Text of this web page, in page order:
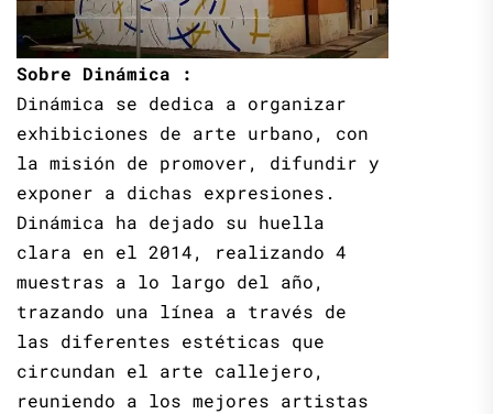
Sobre Dinámica :
Dinámica se dedica a organizar
exhibiciones de arte urbano, con
la misión de promover, difundir y
exponer a dichas expresiones.
Dinámica ha dejado su huella
clara en el 2014, realizando 4
muestras a lo largo del año,
trazando una línea a través de
las diferentes estéticas que
circundan el arte callejero,
reuniendo a los mejores artistas